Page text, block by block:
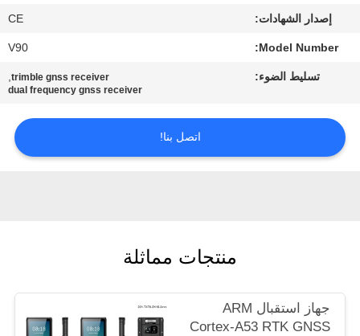
اتصل
اقتباس
إصدار الشهادات: CE
Model Number:
V90
تسليط الضوء: trimble gnss receiver
,
dual frequency gnss receiver
اتصل بنا!
منتجات مماثلة
جهاز استقبال ARM
Cortex-A53 RTK GNSS